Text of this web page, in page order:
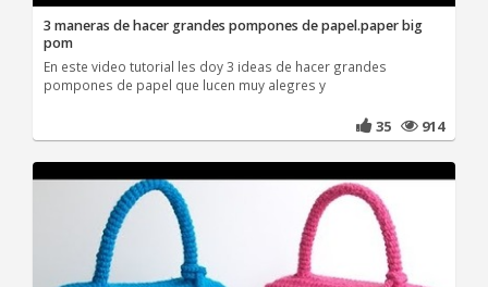
3 maneras de hacer grandes pompones de papel.paper big
pom
En este video tutorial les doy 3 ideas de hacer grandes
pompones de papel que lucen muy alegres y
35 914